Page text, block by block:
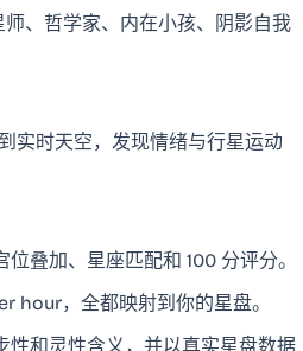
、哲学家、内在小孩、阴影自我
实时天空，发现情绪与行星运动
叠加、星座匹配和 100 分评分。
hour，全都映射到你的星盘。
性和灵性含义，并以真实星盘数据